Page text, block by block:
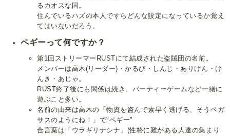
るカオスな国。
住んでいるハズの本人ですらどんな設定になっているか覚え
てはいないだろう。
ペギーって何ですか？
第1回ストリーマーRUSTにて結成された盗賊団の名前。
メンバーは高木(リーダー)・かるび・しんじ・ありけん・け
んき・あじゃ。
RUST終了後にも関係は続き、パーティーゲームなど一緒に
遊ぶこと多い。
名前の由来は高木の「物資を盗んで素早く逃げる、そうペガ
サスのようにね！」で"ペギー"
合言葉は「ウラギリナシナ」(性格に難がある人達の集まり